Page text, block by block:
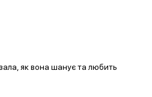
як вона шанує та любить